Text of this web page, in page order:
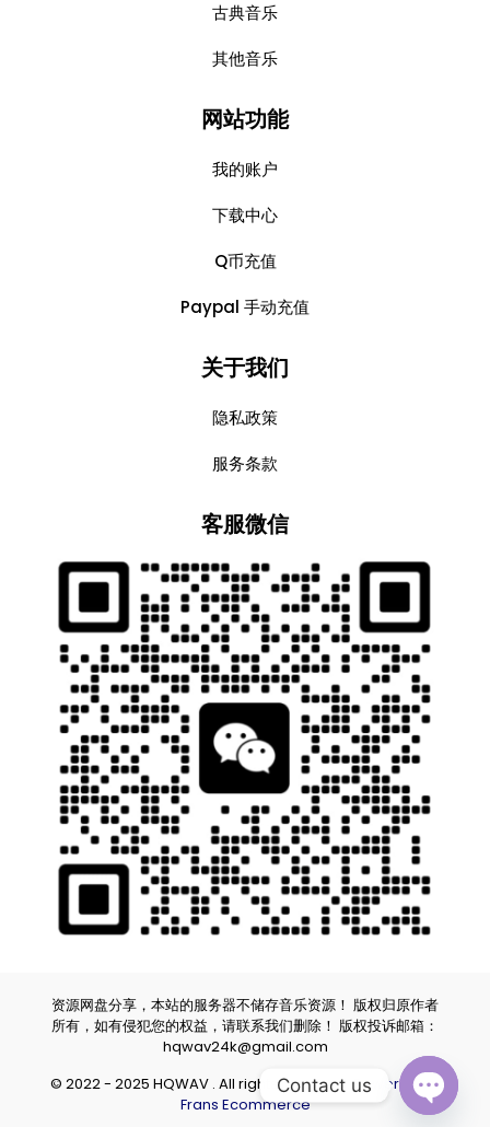
古典音乐
其他音乐
网站功能
我的账户
下载中心
Q币充值
Paypal 手动充值
关于我们
隐私政策
服务条款
客服微信
资源网盘分享，本站的服务器不储存音乐资源！ 版权归原作者
所有，如有侵犯您的权益，请联系我们删除！ 版权投诉邮箱：
hqwav24k@gmail.com
© 2022 - 2025 HQWAV . All rights reserved.Powered by
Frans Ecommerce
Contact us